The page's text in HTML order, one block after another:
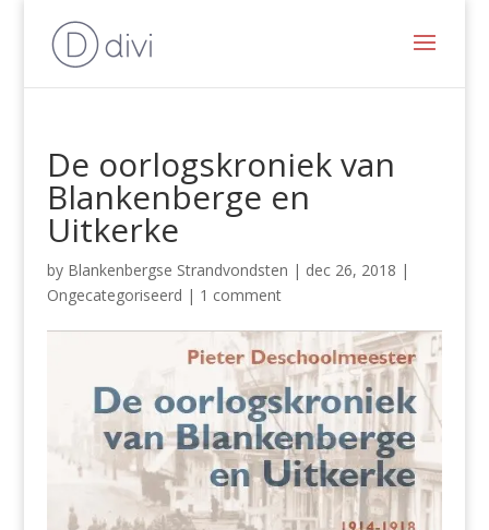
De oorlogskroniek van
Blankenberge en
Uitkerke
by Blankenbergse Strandvondsten | dec 26, 2018 |
Ongecategoriseerd | 1 comment